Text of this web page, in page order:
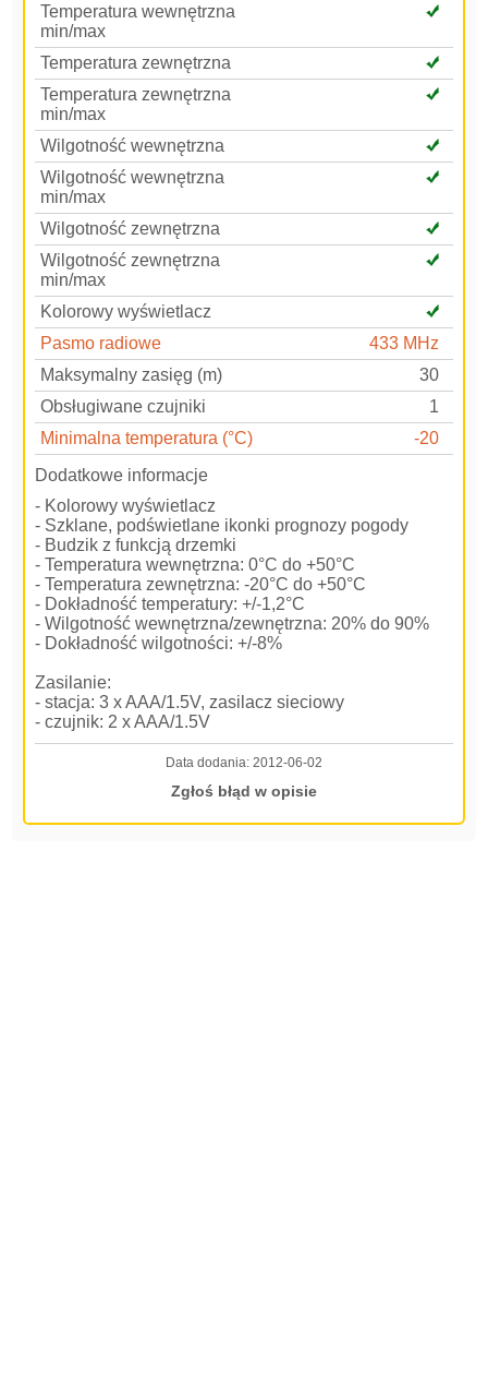
Temperatura wewnętrzna
min/max
Temperatura zewnętrzna
Temperatura zewnętrzna
min/max
Wilgotność wewnętrzna
Wilgotność wewnętrzna
min/max
Wilgotność zewnętrzna
Wilgotność zewnętrzna
min/max
Kolorowy wyświetlacz
Pasmo radiowe
433 MHz
Maksymalny zasięg (m)
30
Obsługiwane czujniki
1
Minimalna temperatura (°C)
-20
Dodatkowe informacje
- Kolorowy wyświetlacz
- Szklane, podświetlane ikonki prognozy pogody
- Budzik z funkcją drzemki
- Temperatura wewnętrzna: 0°C do +50°C
- Temperatura zewnętrzna: -20°C do +50°C
- Dokładność temperatury: +/-1,2°C
- Wilgotność wewnętrzna/zewnętrzna: 20% do 90%
- Dokładność wilgotności: +/-8%
Zasilanie:
- stacja: 3 x AAA/1.5V, zasilacz sieciowy
- czujnik: 2 x AAA/1.5V
Data dodania: 2012-06-02
Zgłoś błąd w opisie